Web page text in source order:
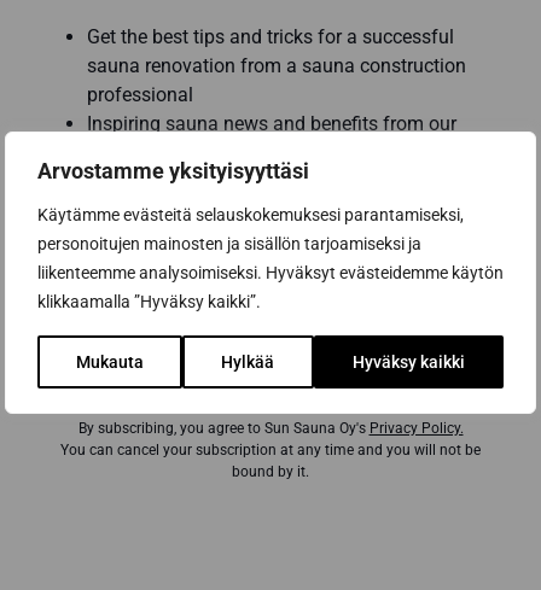
Arvostamme yksityisyyttäsi
Käytämme evästeitä selauskokemuksesi parantamiseksi,
personoitujen mainosten ja sisällön tarjoamiseksi ja
liikenteemme analysoimiseksi. Hyväksyt evästeidemme käytön
klikkaamalla ”Hyväksy kaikki”.
Mukauta Hylkää Hyväksy kaikki
Get the best tips and tricks for a successful
sauna renovation from a sauna construction
professional
Inspiring sauna news and benefits from our
purchases
Email address *
Subscribe to the newsletter
By subscribing, you agree to Sun Sauna Oy's Privacy Policy.
You can cancel your subscription at any time and you will not be
bound by it.